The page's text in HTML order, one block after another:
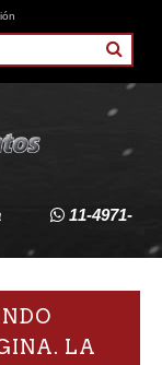
11-4971-
LA